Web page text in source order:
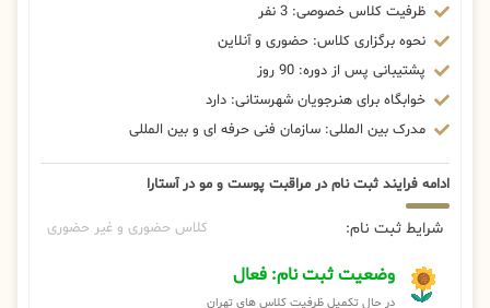
ظرفیت کلاس خصوصی: 3 نفر
نحوه برگزاری کلاس: حضوری و آنلاین
پشتیبانی پس از دوره: 90 روز
خوابگاه برای هنرجویان شهرستانی: دارد
مدرک بین المللی: سازمان فنی حرفه ای و بین المللی
ادامه فرایند ثبت نام در مراقبت پوست و مو در آستارا
شرایط ثبت نام: کلاس حضوری و غیر حضوری
وضعیت ثبت نام: فعال
در حال تکمیل ظرفیت کلاس های تهران